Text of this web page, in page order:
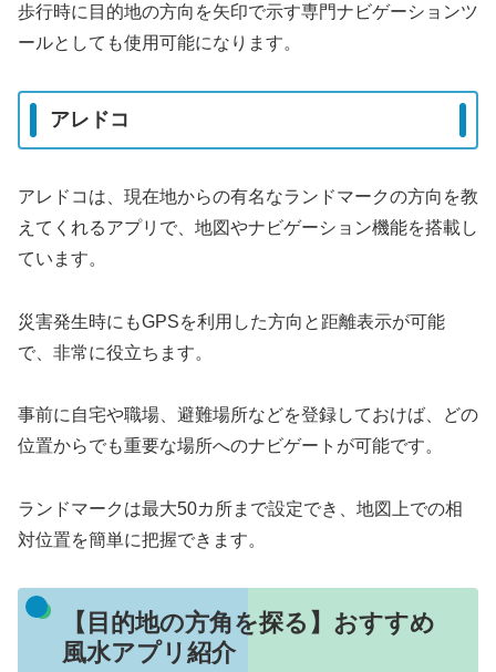
歩行時に目的地の方向を矢印で示す専門ナビゲーションツ
ールとしても使用可能になります。
アレドコ
アレドコは、現在地からの有名なランドマークの方向を教
えてくれるアプリで、地図やナビゲーション機能を搭載し
ています。
災害発生時にもGPSを利用した方向と距離表示が可能
で、非常に役立ちます。
事前に自宅や職場、避難場所などを登録しておけば、どの
位置からでも重要な場所へのナビゲートが可能です。
ランドマークは最大50カ所まで設定でき、地図上での相
対位置を簡単に把握できます。
【目的地の方角を探る】おすすめ
風水アプリ紹介